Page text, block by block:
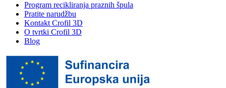
Program recikliranja praznih špula
Pratite narudžbu
Kontakt Crofil 3D
O tvrtki Crofil 3D
Blog